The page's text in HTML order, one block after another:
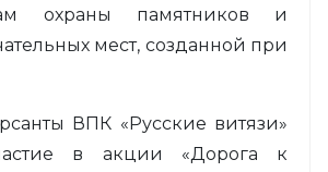
охраны памятников и
мест, созданной при
ВПК «Русские витязи»
в акции «Дорога к